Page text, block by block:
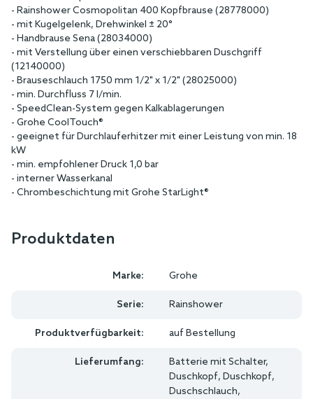
- Rainshower Cosmopolitan 400 Kopfbrause (28778000)
- mit Kugelgelenk, Drehwinkel ± 20°
- Handbrause Sena (28034000)
- mit Verstellung über einen verschiebbaren Duschgriff
(12140000)
- Brauseschlauch 1750 mm 1/2" x 1/2" (28025000)
- min. Durchfluss 7 l/min.
- SpeedClean-System gegen Kalkablagerungen
- Grohe CoolTouch®
- geeignet für Durchlauferhitzer mit einer Leistung von min. 18
kW
- min. empfohlener Druck 1,0 bar
- interner Wasserkanal
- Chrombeschichtung mit Grohe StarLight®
Produktdaten
Marke: Grohe
Serie: Rainshower
Produktverfügbarkeit: auf Bestellung
Lieferumfang:
Batterie mit Schalter,
Duschkopf, Duschkopf,
Duschschlauch,